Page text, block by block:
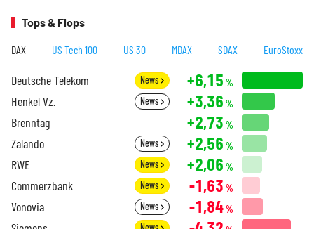
Tops & Flops
DAX US Tech 100 US 30 MDAX SDAX EuroStoxx
Deutsche Telekom News +6,15 %
Henkel Vz. News +3,36 %
Brenntag +2,73 %
Zalando News +2,56 %
RWE News +2,06 %
Commerzbank News -1,63 %
Vonovia News -1,84%